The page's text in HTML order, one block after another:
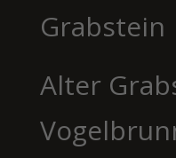
Grabstein
Alter